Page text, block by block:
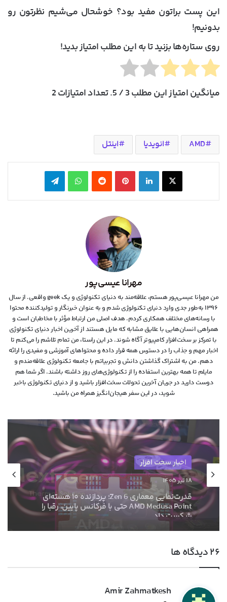
این پست براتون مفید بود؟ خوشحال می‌شیم نظرتون رو
بدونیم!
روی ستاره‌ها بزنید تا به این مطلب امتیاز بدید!
میانگین امتیاز این مطلب3/ 5. تعداد امتیازات 2
AMD انویدیا اینتل
X لینکدین ‫پین‌ترست‫رددیت واتس آپ تلگرام
مهرانا عیسی‌پور
من مهرانا عیسی‌پور هستم، علاقه‌مند به دنیای تکنولوژی و یک geek واقعی. از سال
۱۳۹۶ به‌طور جدی وارد دنیای تکنولوژی شدم و به عنوان خبرنگار و تولیدکننده محتوا
با رسانه‌های مختلف همکاری کردم. هدف اصلی من ارتباط مؤثر با مخاطبان است و
همراهی انسان‌هایی با علایق مشابه که مایل هستند از آخرین اخبار دنیای تکنولوژی
با تمرکز بر سخت‌افزار کامپیوتر آگاه شوند. در این راستا، من تمام تلاشم را می‌کنم تا
اخبار مهم و جذاب را در دسترس همه قرار داده و محتواهای آموزشی و مفیدی را ارائه
دهم. من به اشتراک گذاشتن دانش و تجربیاتم با جامعه تکنولوژی علاقه‌مندم و
مایلم تا همه بهترین استفاده را از تکنولوژی‌های روز داشته باشند. اگر شما هم
دوست دارید در جریان آخرین تحولات سخت‌افزار باشید و از دنیای تکنولوژی‌ باخبر
شوید، در این سفر هیجان‌انگیز همراه من باشید.
اخبار سخت افزار
۱۳ خرداد ۱۴۰۵
ام‌اس‌آی با خنک‌کننده حرارتی الماس و فیوزهای
هوشمند به استقبال نسل بعدی کارت‌های
گرافیک انویدیا رفت
‫۲۶ دیدگاه ها
Amir Zahmatkesh